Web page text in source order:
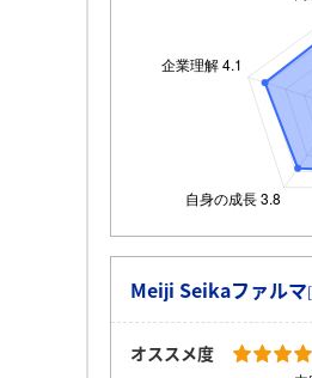
Meiji Seikaファルマ
オススメ度